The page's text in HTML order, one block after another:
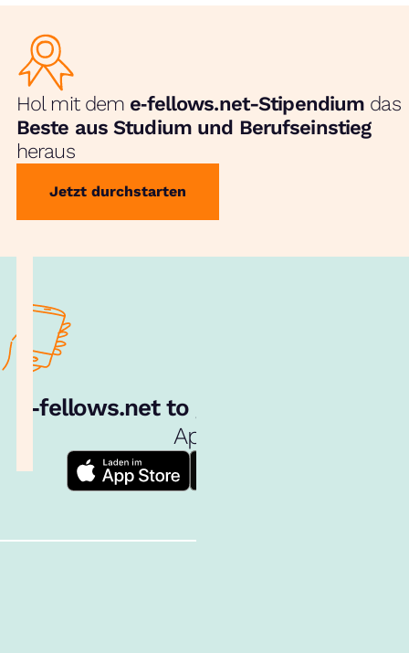
Hol mit dem e‑fellows.net-Stipendium das
Beste aus Studium und Berufseinstieg
heraus
Jetzt durchstarten
e‑fellows.net to go:
App!